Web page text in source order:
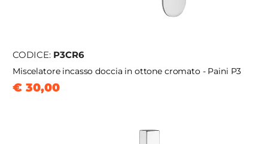
CODICE: P3CR6
Miscelatore incasso doccia in ottone cromato - Paini P3
€ 30,00